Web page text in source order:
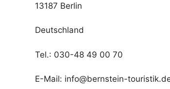
13187 Berlin
Deutschland
Tel.: 030-48 49 00 70
E-Mail: info@bernstein-